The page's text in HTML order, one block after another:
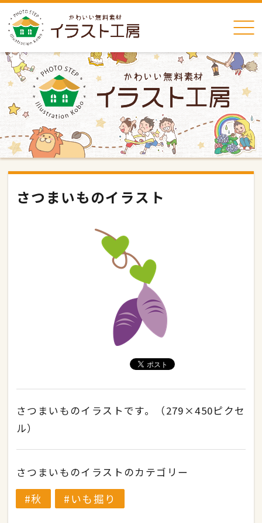
さつまいものイラスト
さつまいものイラストです。（279×450ピクセ
ル）
さつまいものイラストのカテゴリー
秋 いも掘り